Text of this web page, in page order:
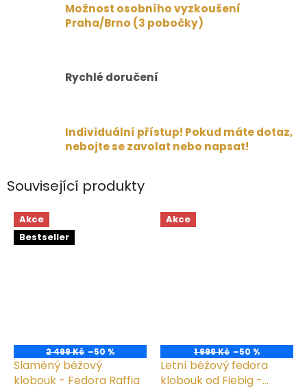
Možnost osobního vyzkoušení
Praha/Brno (3 pobočky)
Rychlé doručení
Individuální přístup! Pokud máte dotaz,
nebojte se zavolat nebo napsat!
Související produkty
Akce
Bestseller
2 499 Kč –50 %
Slaměný béžový
klobouk - Fedora Raffia
Akce
1 999 Kč –50 %
Letní béžový fedora
klobouk od Fiebig -